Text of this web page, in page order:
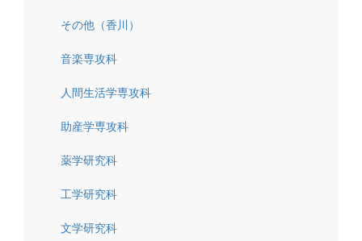
その他（香川）
音楽専攻科
人間生活学専攻科
助産学専攻科
薬学研究科
工学研究科
文学研究科